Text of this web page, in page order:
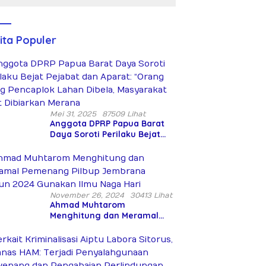
Populer
Mei 31, 2025 87509 Lihat
Anggota DPRP Papua Barat
Daya Soroti Perilaku Bejat
Asing Pencaplok Lahan
Dibela, Masyarakat Adat
Dibiarkan Merana
November 26, 2024 30413 Lihat
Ahmad Muhtarom
Menghitung dan Meramal
Tahun 2024 Gunakan Ilmu
Naga Hari